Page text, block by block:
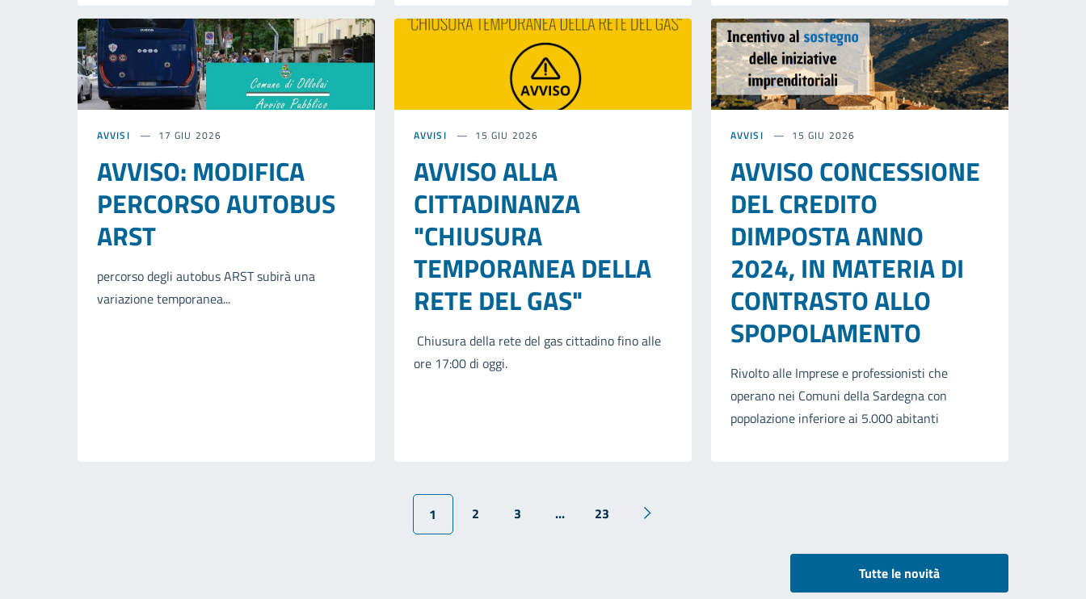
AVVISI 17 GIU 2026
AVVISO: MODIFICA
PERCORSO AUTOBUS
ARST
percorso degli autobus ARST subirà una
variazione temporanea...
AVVISI 15 GIU 2026
AVVISO ALLA
CITTADINANZA
"CHIUSURA
TEMPORANEA DELLA
RETE DEL GAS"
Chiusura della rete del gas cittadino fino alle
ore 17:00 di oggi.
AVVISI 15 GIU 2026
AVVISO CONCESSIONE
DEL CREDITO
DIMPOSTA ANNO
2024, IN MATERIA DI
CONTRASTO ALLO
SPOPOLAMENTO
Rivolto alle Imprese e professionisti che
operano nei Comuni della Sardegna con
popolazione inferiore ai 5.000 abitanti
1 2 3 ... 23
Tutte le novità